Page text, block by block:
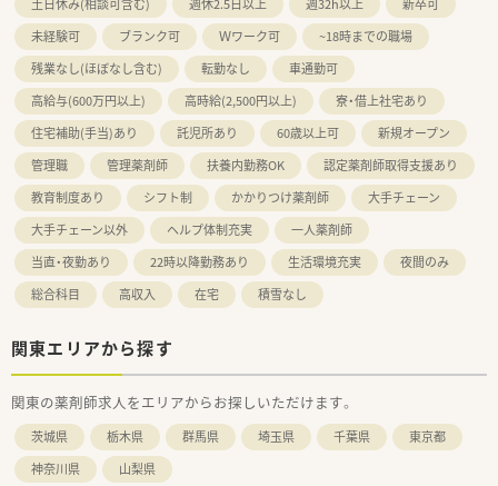
未経験可
ブランク可 Ｗワーク可
~18時までの職場
残業なし(ほぼなし含む)
転勤なし
車通勤可
高給与(600万円以上)
高時給(2,500円以上)
寮・借上社宅あり
住宅補助(手当)あり
託児所あり 60歳以上可
新規オープン
管理職
管理薬剤師 扶養内勤務OK
認定薬剤師取得支援あり
教育制度あり
シフト制 かかりつけ薬剤師
大手チェーン
大手チェーン以外
ヘルプ体制充実
一人薬剤師
当直・夜勤あり
22時以降勤務あり 生活環境充実
夜間のみ
総合科目
高収入 在宅 積雪なし
関東エリアから探す
関東の薬剤師求人をエリアからお探しいただけます。
茨城県 栃木県 群馬県 埼玉県 千葉県
東京都
神奈川県
山梨県